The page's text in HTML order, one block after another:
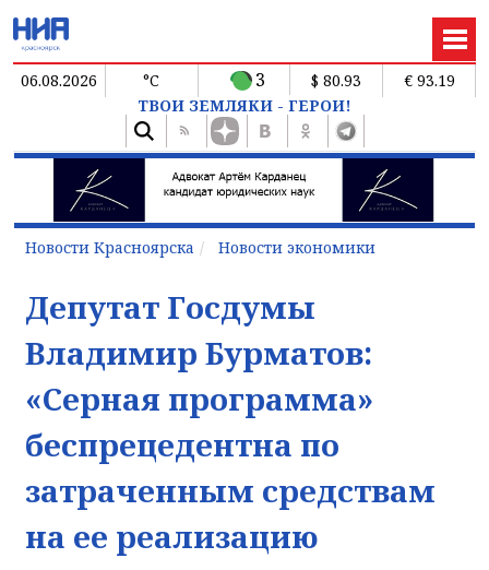
06.08.2026 °C 3 $ 80.93
€ 93.19
ТВОИ ЗЕМЛЯКИ - ГЕРОИ!
Новости Красноярска Новости экономики
Депутат Госдумы
Владимир Бурматов:
«Серная программа»
беспрецедентна по
затраченным средствам
на ее реализацию